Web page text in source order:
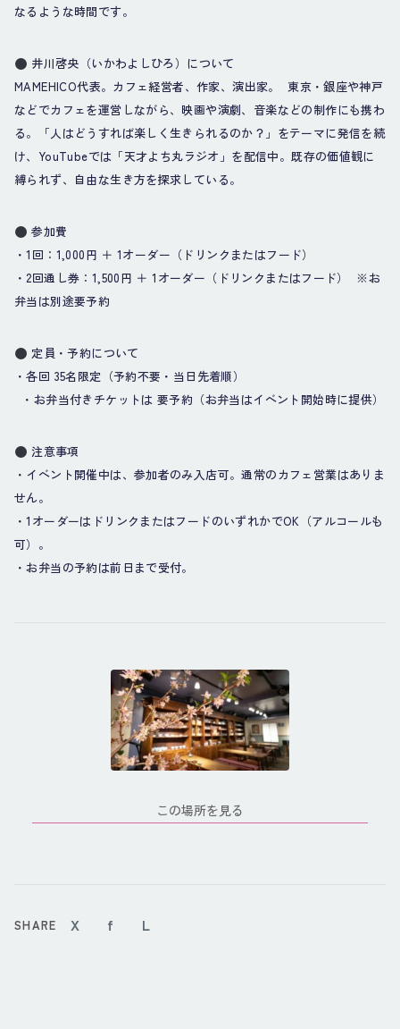
なるような時間です。
井川啓央（いかわよしひろ）について
MAMEHICO代表。カフェ経営者、作家、演出家。 東京・銀座や神戸
などでカフェを運営しながら、映画や演劇、音楽などの制作にも携わ
る。「人はどうすれば楽しく生きられるのか？」をテーマに発信を続
け、YouTubeでは「天才よち丸ラジオ」を配信中。既存の価値観に
縛られず、自由な生き方を探求している。
参加費
・1回：1,000円 ＋ 1オーダー（ドリンクまたはフード）
・2回通し券：1,500円 ＋ 1オーダー（ドリンクまたはフード） ※お
弁当は別途要予約
定員・予約について
・各回 35名限定（予約不要・当日先着順）
・お弁当付きチケットは 要予約（お弁当はイベント開始時に提供）
注意事項
・イベント開催中は、参加者のみ入店可。通常のカフェ営業はありま
せん。
・1オーダーはドリンクまたはフードのいずれかでOK（アルコールも
可）。
・お弁当の予約は前日まで受付。
この場所を見る
SHARE X f L